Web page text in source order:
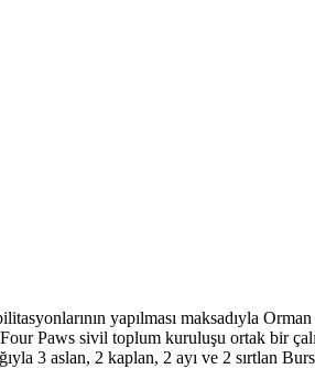
yapılması maksadıyla
Paws sivil toplum kuruluşu ortak bir
3 aslan, 2 kaplan, 2 ayı ve 2 sırtlan